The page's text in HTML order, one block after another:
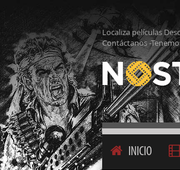
Localiza películas
Contáctanos -
INICIO